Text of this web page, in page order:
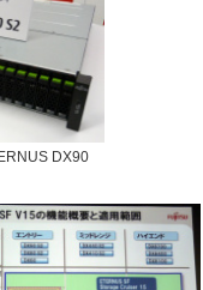
DX90